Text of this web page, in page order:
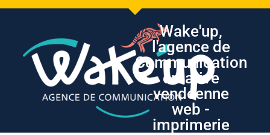
Wake'up,
l'agence de
Communication
créative
vendéenne
web -
imprimerie